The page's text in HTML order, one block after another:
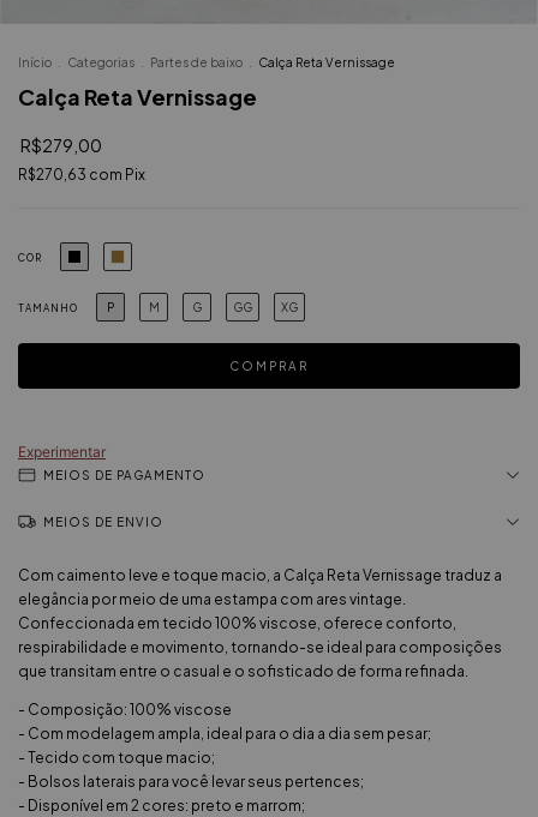
Início Categorias Partes de baixo Calça Reta Vernissage
Calça Reta Vernissage
R$279,00
R$270,63 com Pix
COR
TAMANHO P M G GG XG
Experimentar
MEIOS DE PAGAMENTO
MEIOS DE ENVIO
Com caimento leve e toque macio, a Calça Reta Vernissage traduz a
elegância por meio de uma estampa com ares vintage.
Confeccionada em tecido 100% viscose, oferece conforto,
respirabilidade e movimento, tornando-se ideal para composições
que transitam entre o casual e o sofisticado de forma refinada.
- Composição: 100% viscose
- Com modelagem ampla, ideal para o dia a dia sem pesar;
- Tecido com toque macio;
- Bolsos laterais para você levar seus pertences;
- Disponível em 2 cores: preto e marrom;